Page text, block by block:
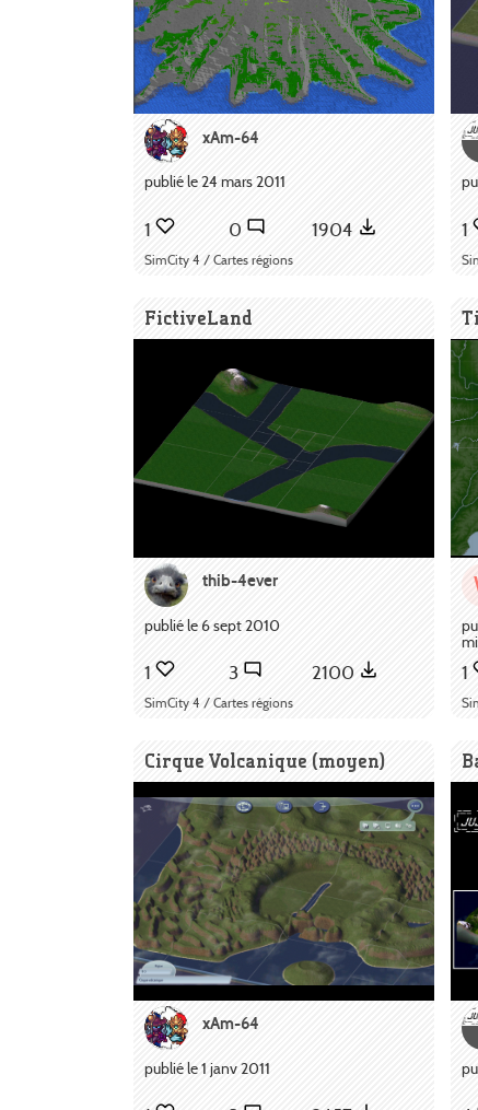
xAm-64
publié le 24 mars 2011
1 0 1904
SimCity 4 / Cartes régions
1
FictiveLand
thib-4ever
publié le 6 sept 2010
1 3 2100
SimCity 4 / Cartes régions
1
Cirque Volcanique (moyen)
xAm-64
publié le 1 janv 2011